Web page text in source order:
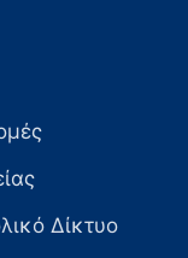
Δίκτυο